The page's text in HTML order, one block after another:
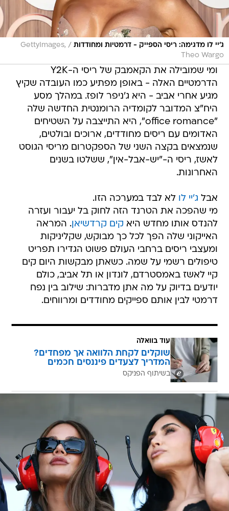
ג'יי לו מדגימה: ריסי הספייק - דרמטיות ומחודדות /
GettyImages,
Theo Wargo
ומי שמובילה את הקאמבק של ריסי ה-Y2K
הדרמטיים האלה - באופן מפתיע כמו העובדה שקיץ
מגיע אחרי אביב - היא ג'ניפר לופז. במהלך מסע
היח"צ המדובר לקומדיה הרומנטית החדשה שלה
"office romance", היא התייצבה על השטיחים
האדומים עם ריסים מחודדים, ארוכים ובולטים,
שנמצאים בקצה השני של הספקטרום מריסי הגוסט
לאשז, ריסי ה-"יש-אבל-אין", ששלטו בשנים
האחרונות.
אבל ג'יי לו לא לבד במערכה הזו.
מי שהפכה את הטרנד הזה לחוק בל יעבור ועזרה
להנדס אותו מחדש היא קים קרדשיאן. המראה
האייקוני שלה הפך לכל כך מבוקש, שקליניקות
ומעצבי ריסים ברחבי העולם פשוט הגדירו תפריט
טיפולים רשמי על שמה. כשאתן מבקשות היום קים
קיי לאשז באמסטרדם, לונדון או תל אביב, כולם
יודעים בדיוק על מה אתן מדברות: שילוב בין נפח
דרמטי לבין אותם ספייקים מחודדים ומרווחים.
עוד בוואלה
שוקלים לקחת הלוואה אך מפחדים?
המדריך לצעדים פיננסים חכמים
בשיתוף הפניקס